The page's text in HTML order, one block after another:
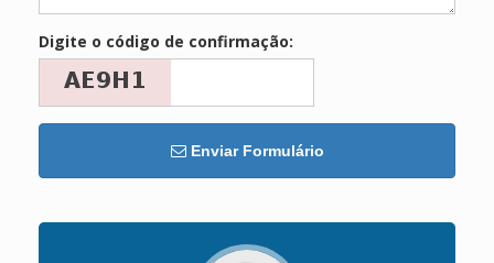
Digite o código de confirmação:
Enviar Formulário